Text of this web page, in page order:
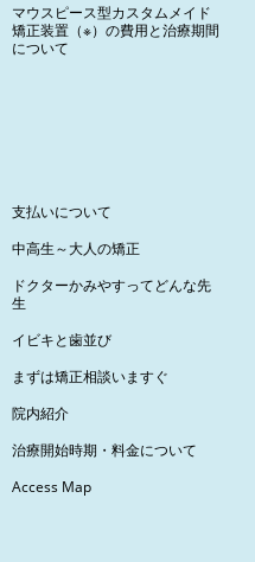
マウスピース型カスタムメイド
矯正装置（※）の費用と治療期間
について
支払いについて
中高生～大人の矯正
ドクターかみやすってどんな先
生
イビキと歯並び
まずは矯正相談いますぐ
院内紹介
治療開始時期・料金について
Access Map